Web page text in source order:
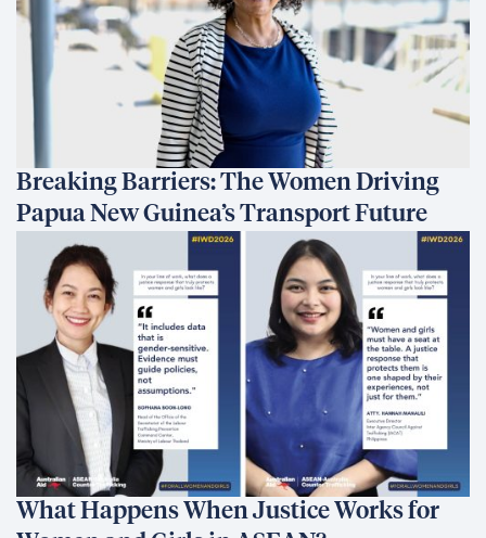
Breaking Barriers: The Women Driving
Papua New Guinea’s Transport Future
What Happens When Justice Works for